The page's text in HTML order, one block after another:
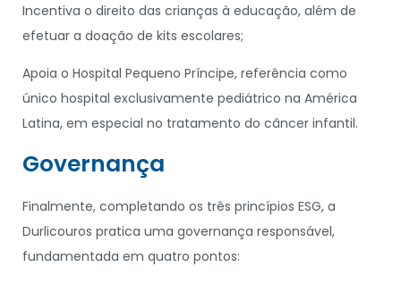
Incentiva o direito das crianças à educação, além de
efetuar a doação de kits escolares;
Apoia o Hospital Pequeno Príncipe, referência como
único hospital exclusivamente pediátrico na América
Latina, em especial no tratamento do câncer infantil.
Governança
Finalmente, completando os três princípios ESG, a
Durlicouros pratica uma governança responsável,
fundamentada em quatro pontos: